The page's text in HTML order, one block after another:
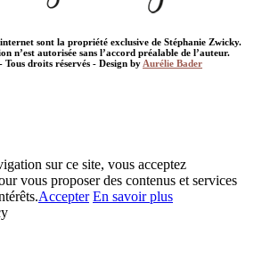
internet sont la propriété exclusive de Stéphanie Zwicky.
n’est autorisée sans l’accord préalable de l’auteur.
droits réservés - Design by Aurélie Bader
sur ce site, vous acceptez
vous proposer des contenus et services
Accepter En savoir plus